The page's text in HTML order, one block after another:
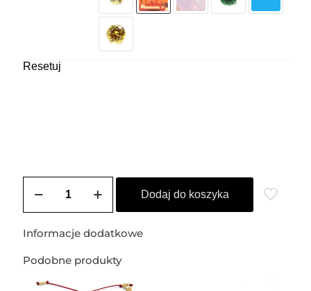
Resetuj
Obrączka
(bagieta)
Dodaj do koszyka
Informacje dodatkowe
Podobne produkty